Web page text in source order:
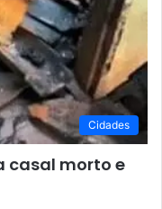
Cidades
casal morto e